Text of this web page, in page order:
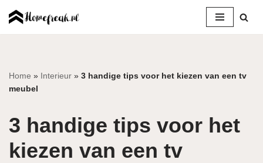
inhoud
Home » Interieur » 3 handige tips voor het kiezen van een tv
meubel
3 handige tips voor het
kiezen van een tv